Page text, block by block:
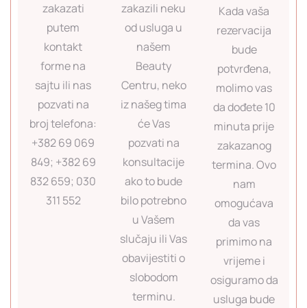
zakazati
putem
kontakt
forme na
sajtu ili nas
pozvati na
broj telefona:
+382 69 069
849; +382 69
832 659; 030
311 552
zakazili neku
od usluga u
našem
Beauty
Centru, neko
iz našeg tima
će Vas
pozvati na
konsultacije
ako to bude
bilo potrebno
u Vašem
slučaju ili Vas
obavijestiti o
slobodom
terminu.
Kada vaša
rezervacija
bude
potvrđena,
molimo vas
da dođete 10
minuta prije
zakazanog
termina. Ovo
nam
omogućava
da vas
primimo na
vrijeme i
osiguramo da
usluga bude